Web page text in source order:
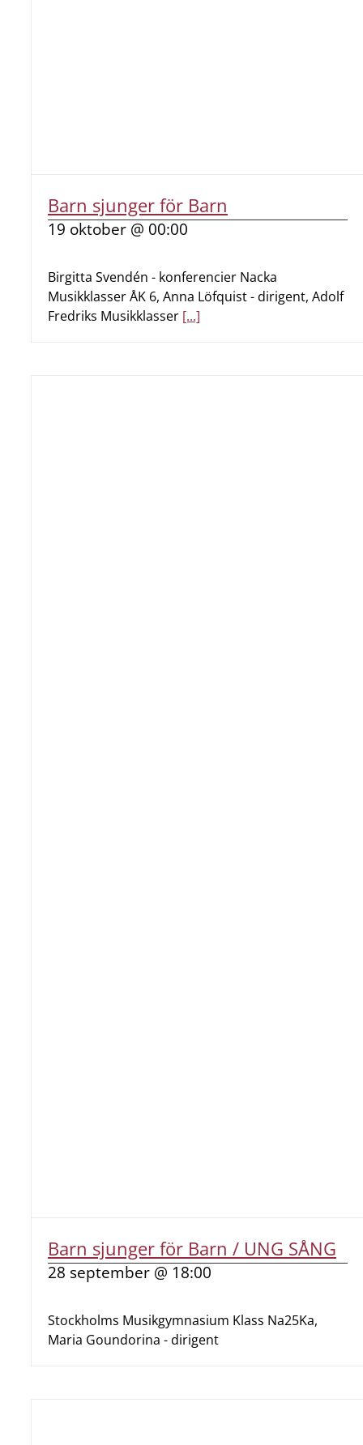
Barn sjunger för Barn
19 oktober @ 00:00
Birgitta Svendén - konferencier Nacka
Musikklasser ÅK 6, Anna Löfquist - dirigent, Adolf
Fredriks Musikklasser [...]
Barn sjunger för Barn / UNG SÅNG
28 september @ 18:00
Stockholms Musikgymnasium Klass Na25Ka,
Maria Goundorina - dirigent